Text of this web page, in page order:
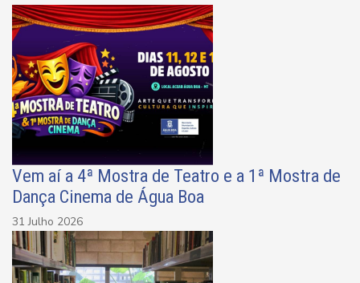
Vem aí a 4ª Mostra de Teatro e a 1ª Mostra de
Dança Cinema de Água Boa
31 Julho 2026